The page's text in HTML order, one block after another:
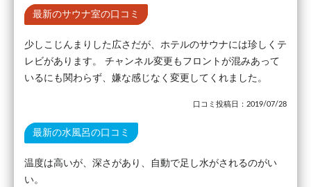
最新のサウナ室の口コミ
少しこじんまりした広さだが、ホテルのサウナには珍しくテ
レビがあります。 チャンネル変更もフロントが混みあって
いるにも関わらず、嫌な感じなく変更してくれました。
口コミ投稿日：2019/07/28
最新の水風呂の口コミ
温度は高いが、深さがあり、自動で足し水がされるのがい
い。